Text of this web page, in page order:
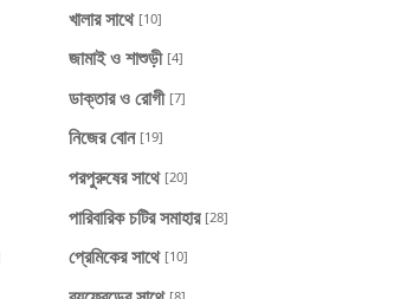
খালার সাথে [10]
জামাই ও শাশুড়ী [4]
ডাক্তার ও রোগী [7]
নিজের বোন [19]
পরপুরুষের সাথে [20]
পারিবারিক চটির সমাহার [28]
প্রেমিকের সাথে [10]